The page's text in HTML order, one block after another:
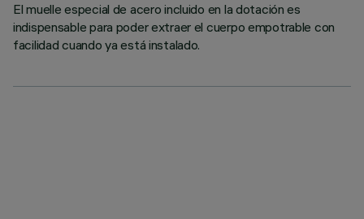
El muelle especial de acero incluido en la dotación es
indispensable para poder extraer el cuerpo empotrable con
facilidad cuando ya está instalado.